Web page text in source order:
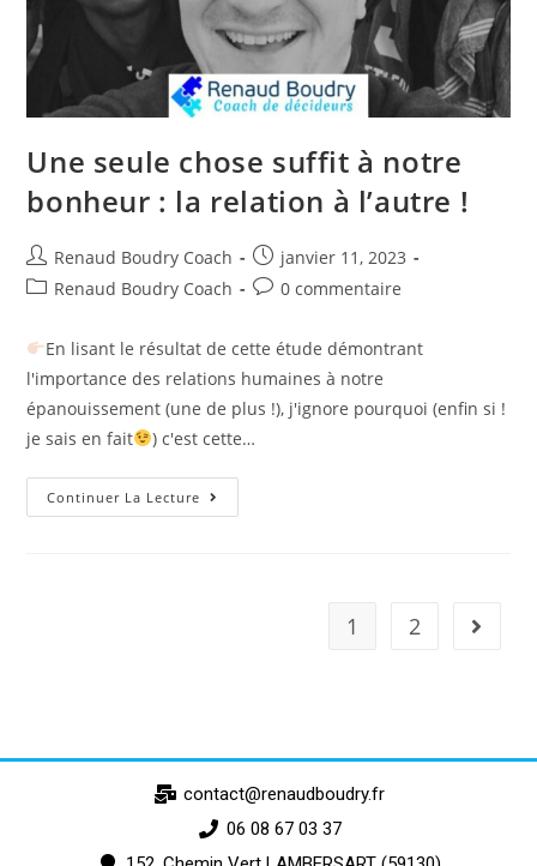
Une seule chose suffit à notre
bonheur : la relation à l’autre !
Renaud Boudry Coach
janvier 11, 2023
Renaud Boudry Coach
0 commentaire
En lisant le résultat de cette étude démontrant
l'importance des relations humaines à notre
épanouissement (une de plus !), j'ignore pourquoi (enfin si !
je sais en fait
) c'est cette…
Continuer La Lecture
1 2
contact@renaudboudry.fr
06 08 67 03 37